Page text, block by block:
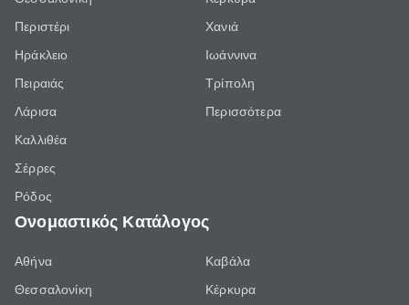
Περιστέρι
Ηράκλειο
Πειραιάς
Λάρισα
Καλλιθέα
Σέρρες
Ρόδος
Χανιά
Ιωάννινα
Τρίπολη
Περισσότερα
Ονομαστικός Κατάλογος
Αθήνα
Θεσσαλονίκη
Καβάλα
Κέρκυρα